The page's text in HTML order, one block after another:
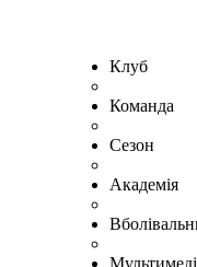
Клуб
Команда
Сезон
Академія